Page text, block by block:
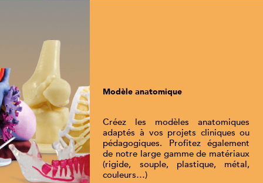
Modèle anatomique
Créez les modèles anatomiques
adaptés à vos projets cliniques ou
pédagogiques. Profitez également
de notre large gamme de matériaux
(rigide, souple, plastique, métal,
couleurs…)